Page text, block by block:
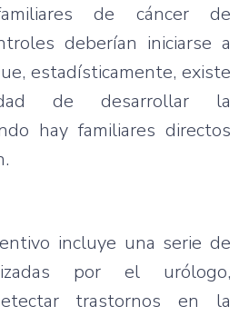
de cáncer de
deberían iniciarse a
estadísticamente, existe
de desarrollar la
hay familiares directos
incluye una serie de
por el urólogo,
trastornos en la